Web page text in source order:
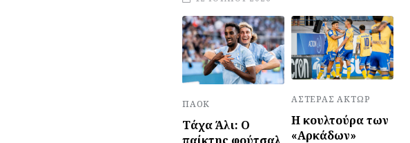
ΠΑΟΚ
Τάχα Άλι: Ο
ΑΣΤΈΡΑΣ ΆΚΤΩΡ
Η κουλτούρα των
«Αρκάδων»